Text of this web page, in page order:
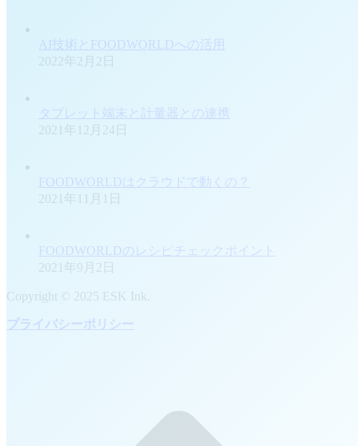
AI技術とFOODWORLDへの活用
2022年2月2日
タブレット端末と計量器との連携
2021年12月24日
FOODWORLDはクラウドで動くの？
2021年11月1日
FOODWORLDのレシピチェックポイント
2021年9月2日
Copyright © 2025 ESK Ink.
プライバシーポリシー